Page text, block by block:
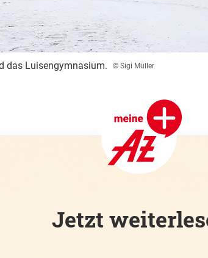
das Luisengymnasium. © Sigi Müller
Jetzt